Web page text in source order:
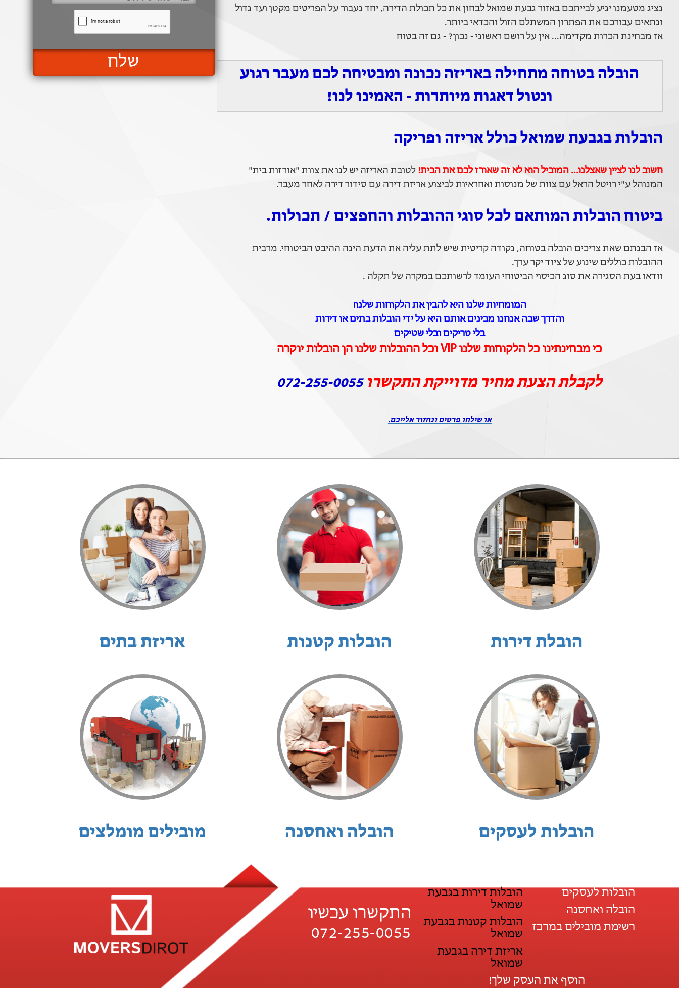
נציג מטעמנו יגיע לבייתכם באזור גבעת שמואל לבחון את כל תכולת הדירה, יחד נעבור על הפריטים מקטן ועד גדול
ונתאים עבורכם את הפתרון המשתלם הזול והכדאי ביותר.
אז מבחינת הכרות מקדימה... אין על רושם ראשוני - נכון? - גם זה בטוח
הובלה בטוחה מתחילה באריזה נכונה ומבטיחה לכם מעבר רגוע
ונטול דאגות מיותרות - האמינו לנו!
הובלות בגבעת שמואל כולל אריזה ופריקה
חשוב לנו לציין שאצלנו... המוביל הוא לא זה שאורז לכם את הבית! לטובת האריזה יש לנו את צוות "אורזות בית"
המנוהל ע"י רויטל הראל עם צוות של מנוסות ואחראיות לביצוע אריזת דירה עם סידור דירה לאחר מעבר.
ביטוח הובלות המותאם לכל סוגי ההובלות והחפצים / תכולות.
אז הבנתם שאת צריכים הובלה בטוחה, נקודה קריטית שיש לתת עליה את הדעת הינה ההיבט הביטוחי. מרבית
ההובלות כוללים שינוע של ציוד יקר ערך.
וודאו בעת הסגירה את סוג הכיסוי הביטוחי העומד לרשותכם במקרה של תקלה .
המומחיות שלנו היא להבין את הלקוחות שלנו!
והדרך שבה אנחנו מבינים אותם היא על ידי הובלות בתים או דירות
בלי טריקים ובלי שטיקים
כי מבחינתינו כל הלקוחות שלנו VIP וכל ההובלות שלנו הן הובלות יוקרה
לקבלת הצעת מחיר מדוייקת התקשרו072-255-0055
או שילחו פרטים ונחזור אלייכם.
שלח
אריזת בתים הובלות קטנות הובלת דירות
מובילים מומלצים הובלה ואחסנה הובלות לעסקים
הובלות לעסקים
הובלה ואחסנה
רשימת מובילים במרכז
הובלות דירות בגבעת
שמואל
הובלות קטנות בגבעת
שמואל
אריזת דירה בגבעת
שמואל
התקשרו עכשיו
072-255-0055
הוסף את העסק שלך!